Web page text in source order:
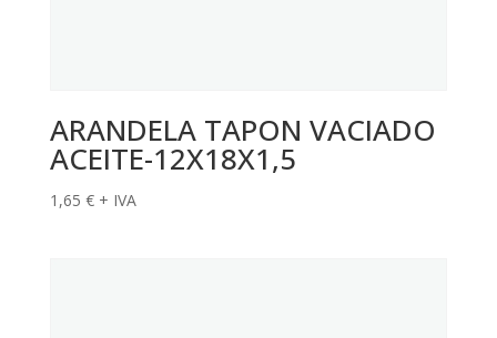
ARANDELA TAPON VACIADO
ACEITE-12X18X1,5
1,65 € + IVA